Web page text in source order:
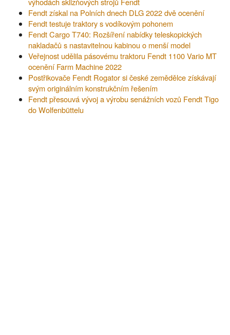
Fendt získal na Polních dnech DLG 2022 dvě ocenění
Fendt testuje traktory s vodíkovým pohonem
Fendt Cargo T740: Rozšíření nabídky teleskopických
nakladačů s nastavitelnou kabinou o menší model
Veřejnost udělila pásovému traktoru Fendt 1100 Vario MT
ocenění Farm Machine 2022
Postřikovače Fendt Rogator si české zemědělce získávají
svým originálním konstrukčním řešením
Fendt přesouvá vývoj a výrobu senážních vozů Fendt Tigo
do Wolfenbüttelu